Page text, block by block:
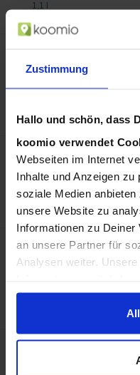
Zustimmung
Hallo und schön, dass
koomio verwendet
Webseiten im Internet
Inhalte und Anzeigen
soziale Medien
unsere Website zu
Informationen zu Deiner
an unsere Partner für
Analysen weiter.
zusammen, die Du
im Rahmen Deiner
haben.
in
in
Preis:
Preis:
«